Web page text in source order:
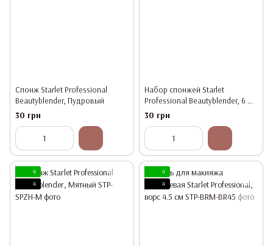
Спонж Starlet Professional
Beautyblender, Пудровый
30 грн
Набор спонжей Starlet
Professional Beautyblender, 6 шт,
разные цвета
30 грн
4
4
4
4